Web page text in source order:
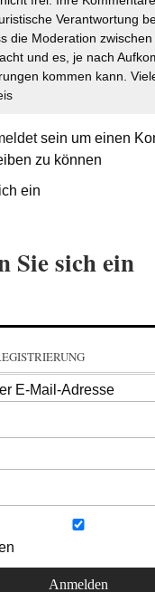
Verantwortung
die Moderation
und es, je nach
kommen kann.
sein um einen
zu können
ein
Sie sich ein
E-Mail-Adresse